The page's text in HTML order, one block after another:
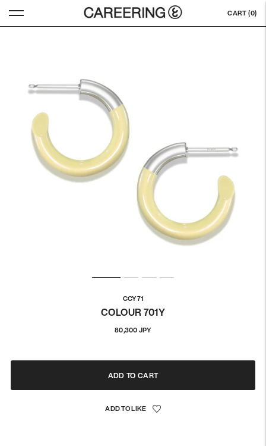
CART (0)
CCY71
COLOUR 701Y
80,300 JPY通
格
ADD TO CART